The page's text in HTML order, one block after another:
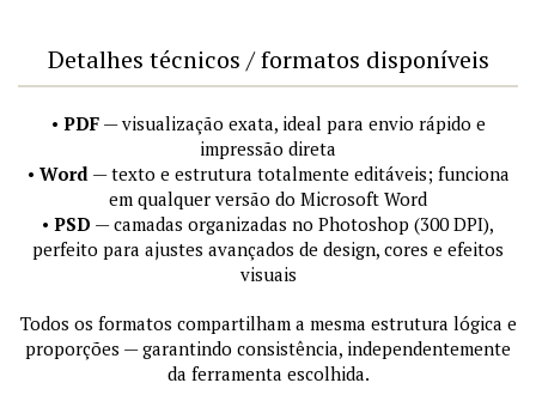
Detalhes técnicos / formatos disponíveis
• PDF— visualização exata, ideal para envio rápido e
impressão direta
• Word— texto e estrutura totalmente editáveis; funciona
em qualquer versão do Microsoft Word
• PSD — camadas organizadas no Photoshop (300 DPI),
perfeito para ajustes avançados de design, cores e efeitos
visuais
Todos os formatos compartilham a mesma estrutura lógica e
proporções — garantindo consistência, independentemente
da ferramenta escolhida.